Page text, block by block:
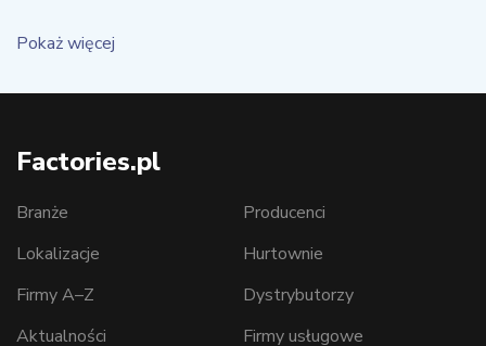
Pokaż więcej
Factories.pl
Branże
Lokalizacje
Firmy A–Z
Aktualności
Producenci
Hurtownie
Dystrybutorzy
Firmy usługowe